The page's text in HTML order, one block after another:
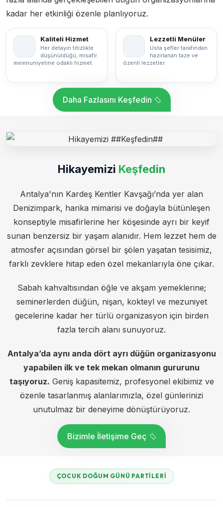
kadar her etkinliği özenle planlıyoruz.
Kaliteli Hizmet
Her detayın titizlikle
düşünüldüğü, misafir
memnuniyetine odaklı hizmet.
Lezzetli Menüler
Usta şefler tarafından
hazırlanan taze ve
özenli lezzetler.
Daha Fazlasını Keşfedin
Hikayemizi Keşfedin
Antalya'nın Kardeş Kentler Kavşağı’nda yer alan
Denizimpark, harika mimarisi ve doğayla bütünleşen
konseptiyle misafirlerine her köşesinde ayrı bir keyif
sunan benzersiz bir yaşam alanıdır. Hem lezzet hem de
atmosfer açısından görsel bir şölen yaşatan tesisimiz,
farklı zevklere hitap eden özel mekanlarıyla öne çıkar.
Sabah kahvaltısından öğle ve akşam yemeklerine;
seminerlerden düğün, nişan, kokteyl ve mezuniyet
gecelerine kadar her türlü organizasyon için birden
fazla tercih alanı sunuyoruz.
Antalya’da aynı anda dört ayrı düğün organizasyonu
yapabilen ilk ve tek mekan olmanın gururunu
taşıyoruz. Geniş kapasitemiz, profesyonel ekibimiz ve
özenle tasarlanmış alanlarımızla, özel günlerinizi
unutulmaz bir deneyime dönüştürüyoruz.
Bizimle İletişime Geç
ÇOCUK DOĞUM GÜNÜ PARTILERI